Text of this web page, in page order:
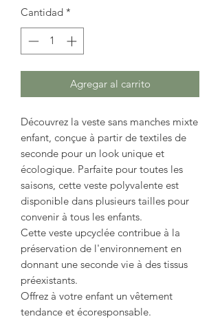
Cantidad *
Agregar al carrito
Découvrez la veste sans manches mixte
enfant, conçue à partir de textiles de
seconde pour un look unique et
écologique. Parfaite pour toutes les
saisons, cette veste polyvalente est
disponible dans plusieurs tailles pour
convenir à tous les enfants.
Cette veste upcyclée contribue à la
préservation de l'environnement en
donnant une seconde vie à des tissus
préexistants.
Offrez à votre enfant un vêtement
tendance et écoresponsable.